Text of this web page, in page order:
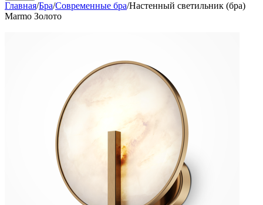
Главная/Бра/Современные бра/Настенный светильник (бра)
Marmo Золото